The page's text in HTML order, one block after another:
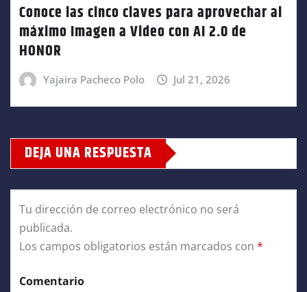
Conoce las cinco claves para aprovechar al
máximo Imagen a Video con AI 2.0 de
HONOR
Yajaira Pacheco Polo Jul 21, 2026
DEJA UNA RESPUESTA
Tu dirección de correo electrónico no será
publicada.
Los campos obligatorios están marcados con *
Comentario